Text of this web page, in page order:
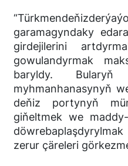
garamagyndaky
girdejilerini
gowulandyrmak
baryldy. Bularyň
myhmanhanasynyň
deňiz portynyň
giňeltmek we
zerur çäreleri